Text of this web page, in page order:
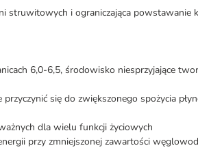
struwitowych i ograniczająca powstawanie
6,0-6,5, środowisko niesprzyjające
się do zwiększonego spożycia
dla wielu funkcji życiowych
przy zmniejszonej zawartości